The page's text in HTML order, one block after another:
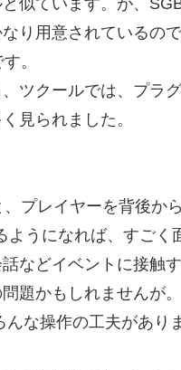
り用意されているの
。
ツクールでは、プラ
見られました。
プレイヤーを背後か
ようになれば、すご
などイベントに接触
題かもしれませんが
な操作の工夫があり